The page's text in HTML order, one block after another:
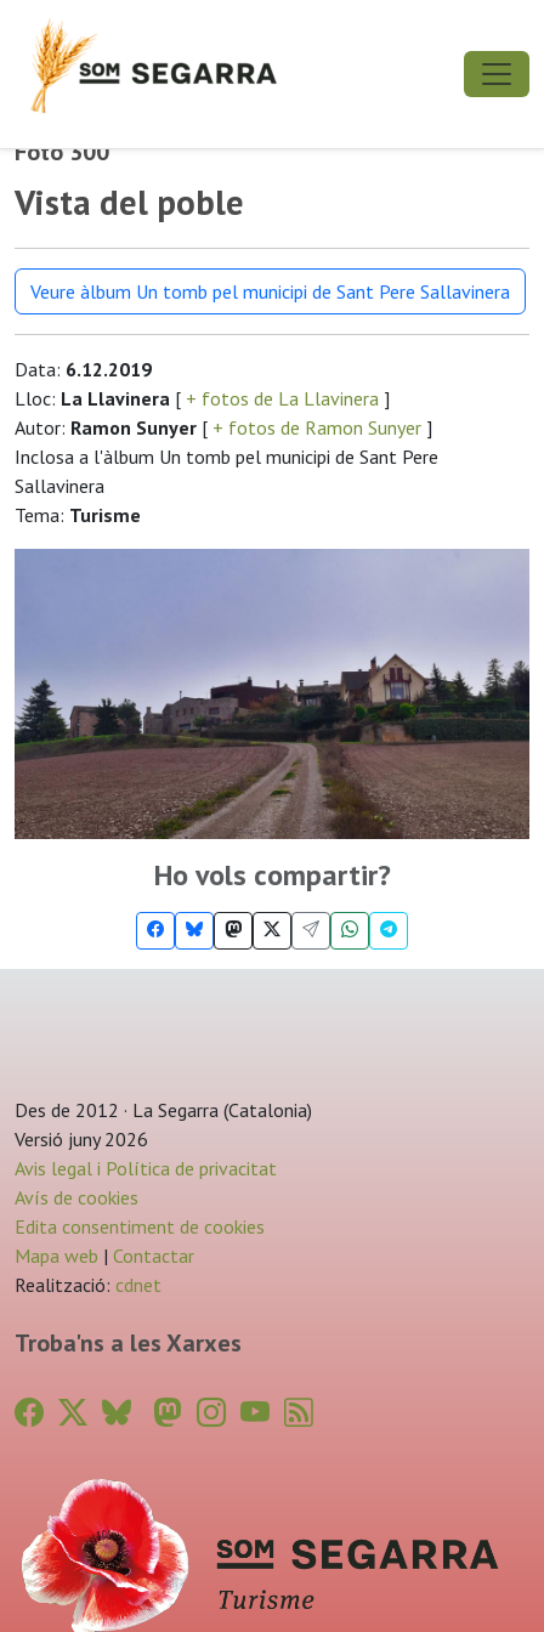
Foto 300
Vista del poble
Veure àlbum Un tomb pel municipi de Sant Pere Sallavinera
Data: 6.12.2019
Lloc: La Llavinera [ + fotos de La Llavinera ]
Autor: Ramon Sunyer [ + fotos de Ramon Sunyer ]
Inclosa a l'àlbum Un tomb pel municipi de Sant Pere
Sallavinera
Tema: Turisme
Ho vols compartir?
Des de 2012 · La Segarra (Catalonia)
Versió juny 2026
Avis legal i Política de privacitat
Avís de cookies
Edita consentiment de cookies
Mapa web | Contactar
Realització: cdnet
Troba'ns a les Xarxes